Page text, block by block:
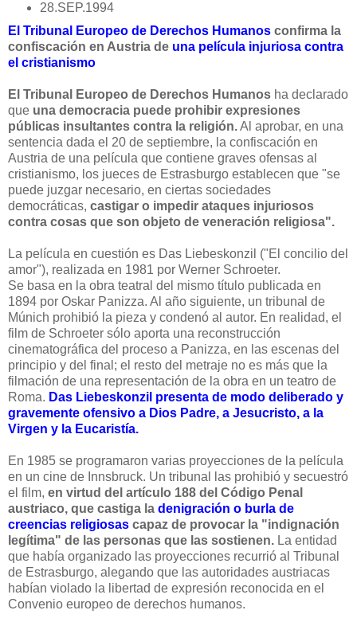
28.SEP.1994
El Tribunal Europeo de Derechos Humanos confirma la
confiscación en Austria de una película injuriosa contra
el cristianismo
El Tribunal Europeo de Derechos Humanos ha declarado
que una democracia puede prohibir expresiones
públicas insultantes contra la religión.Al aprobar, en una
sentencia dada el 20 de septiembre, la confiscación en
Austria de una película que contiene graves ofensas al
cristianismo, los jueces de Estrasburgo establecen que "se
puede juzgar necesario, en ciertas sociedades
democráticas, castigar o impedir ataques injuriosos
contra cosas que son objeto de veneración religiosa".
La película en cuestión es Das Liebeskonzil ("El concilio del
amor"), realizada en 1981 por Werner Schroeter.
Se basa en la obra teatral del mismo título publicada en
1894 por Oskar Panizza. Al año siguiente, un tribunal de
Múnich prohibió la pieza y condenó al autor. En realidad, el
film de Schroeter sólo aporta una reconstrucción
cinematográfica del proceso a Panizza, en las escenas del
principio y del final; el resto del metraje no es más que la
filmación de una representación de la obra en un teatro de
Roma. Das Liebeskonzil presenta de modo deliberado y
gravemente ofensivo a Dios Padre, a Jesucristo, a la
Virgen y la Eucaristía.
En 1985 se programaron varias proyecciones de la película
en un cine de Innsbruck. Un tribunal las prohibió y secuestró
el film, en virtud del artículo 188 del Código Penal
austriaco, que castiga la denigración o burla de
creencias religiosas capaz de provocar la "indignación
legítima" de las personas que las sostienen. La entidad
que había organizado las proyecciones recurrió al Tribunal
de Estrasburgo, alegando que las autoridades austriacas
habían violado la libertad de expresión reconocida en el
Convenio europeo de derechos humanos.